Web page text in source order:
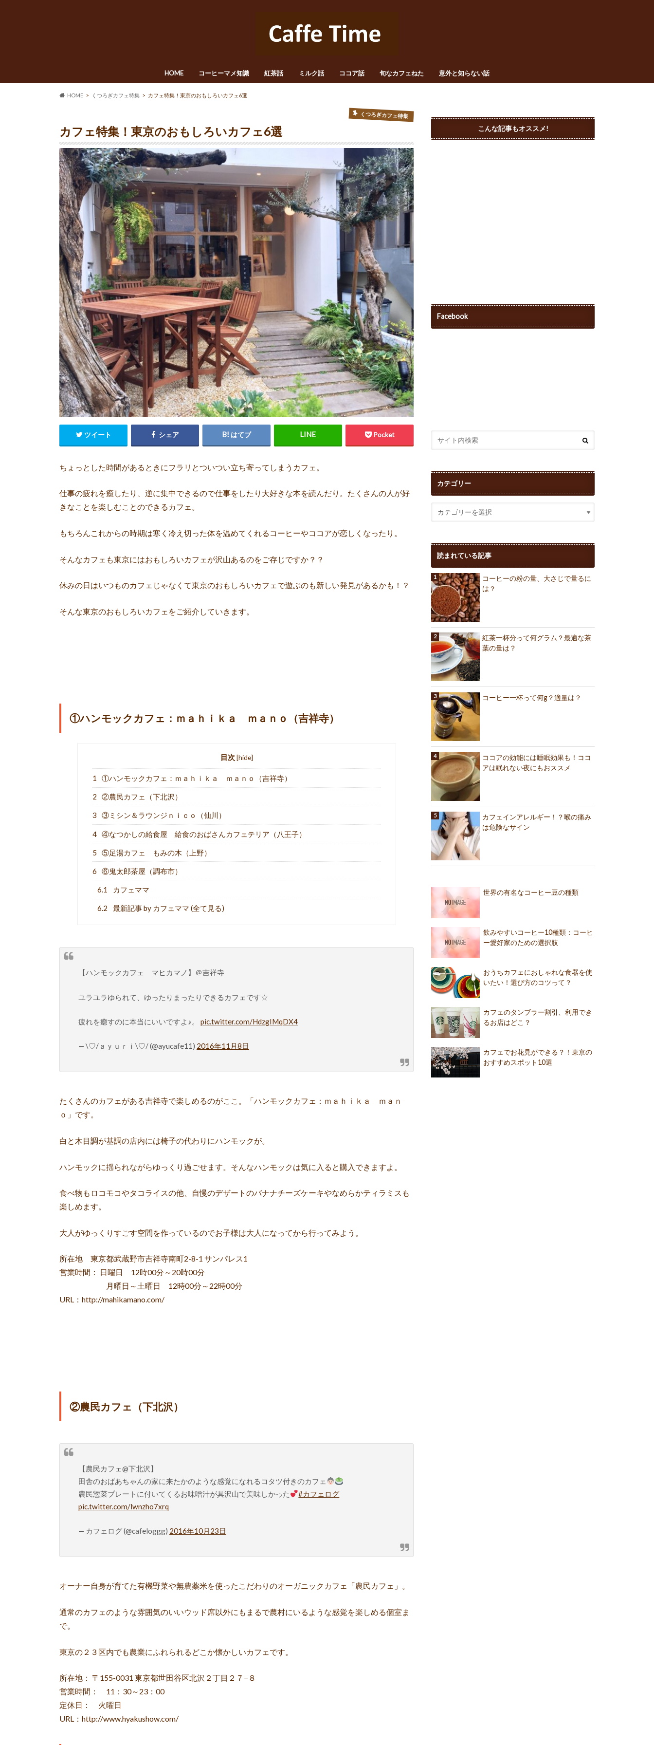
HOME コーヒーマメ知識 紅茶話 ミルク話 ココア話 旬なカフェねた 意外と知らない話
HOME くつろぎカフェ特集 カフェ特集！東京のおもしろいカフェ6選
くつろぎカフェ特集
カフェ特集！東京のおもしろいカフェ6選
ツイート シェア はてブ Pocket
ちょっとした時間があるときにフラリとついつい立ち寄ってしまうカフェ。
仕事の疲れを癒したり、逆に集中できるので仕事をしたり大好きな本を読んだり。たくさんの人が好
きなことを楽しむことのできるカフェ。
もちろんこれからの時期は寒く冷え切った体を温めてくれるコーヒーやココアが恋しくなったり。
そんなカフェも東京にはおもしろいカフェが沢山あるのをご存じですか？？
休みの日はいつものカフェじゃなくて東京のおもしろいカフェで遊ぶのも新しい発見があるかも！？
そんな東京のおもしろいカフェをご紹介していきます。
①ハンモックカフェ：ｍａｈｉｋａ ｍａｎｏ（吉祥寺）
目次 [hide]
1 ①ハンモックカフェ：ｍａｈｉｋａ ｍａｎｏ（吉祥寺）
2 ②農民カフェ（下北沢）
3 ③ミシン＆ラウンジｎｉｃｏ（仙川）
4 ④なつかしの給食屋 給食のおばさんカフェテリア（八王子）
5 ⑤足湯カフェ もみの木（上野）
6 ⑥鬼太郎茶屋（調布市）
6.1 カフェママ
6.2 最新記事 by カフェママ (全て見る)
【ハンモックカフェ マヒカマノ】＠吉祥寺
ユラユラゆられて、ゆったりまったりできるカフェです☆
疲れを癒すのに本当にいいですよ♪。 pic.twitter.com/HdzgIMqDX4
— \♡/ａｙｕｒｉ\♡/ (@ayucafe11) 2016年11月8日
たくさんのカフェがある吉祥寺で楽しめるのがここ。「ハンモックカフェ：ｍａｈｉｋａ ｍａｎ
ｏ」です。
白と木目調が基調の店内には椅子の代わりにハンモックが。
ハンモックに揺られながらゆっくり過ごせます。そんなハンモックは気に入ると購入できますよ。
食べ物もロコモコやタコライスの他、自慢のデザートのバナナチーズケーキやなめらかティラミスも
楽しめます。
大人がゆっくりすごす空間を作っているのでお子様は大人になってから行ってみよう。
所在地 東京都武蔵野市吉祥寺南町2-8-1 サンパレス1
営業時間： 日曜日 12時00分～20時00分
月曜日～土曜日 12時00分～22時00分
URL：http://mahikamano.com/
②農民カフェ（下北沢）
【農民カフェ@下北沢】
田舎のおばあちゃんの家に来たかのような感覚になれるコタツ付きのカフェ
農民惣菜プレートに付いてくるお味噌汁が具沢山で美味しかった
#カフェログ
pic.twitter.com/lwnzho7xrq
— カフェログ (@cafeloggg) 2016年10月23日
オーナー自身が育てた有機野菜や無農薬米を使ったこだわりのオーガニックカフェ「農民カフェ」。
通常のカフェのような雰囲気のいいウッド席以外にもまるで農村にいるような感覚を楽しめる個室ま
で。
東京の２３区内でも農業にふれられるどこか懐かしいカフェです。
所在地： 〒155-0031 東京都世田谷区北沢２丁目２７−８
営業時間： 11：30～23：00
定休日： 火曜日
URL：http://www.hyakushow.com/
こんな記事もオススメ!
Facebook
カテゴリー
読まれている記事
コーヒーの粉の量、大さじで量るに
は？
紅茶一杯分って何グラム？最適な茶
葉の量は？
コーヒー一杯って何g？適量は？
ココアの効能には睡眠効果も！ココ
アは眠れない夜にもおススメ
カフェインアレルギー！？喉の痛み
は危険なサイン
世界の有名なコーヒー豆の種類
飲みやすいコーヒー10種類：コーヒ
ー愛好家のための選択肢
おうちカフェにおしゃれな食器を使
いたい！選び方のコツって？
カフェのタンブラー割引、利用でき
るお店はどこ？
カフェでお花見ができる？！東京の
おすすめスポット10選